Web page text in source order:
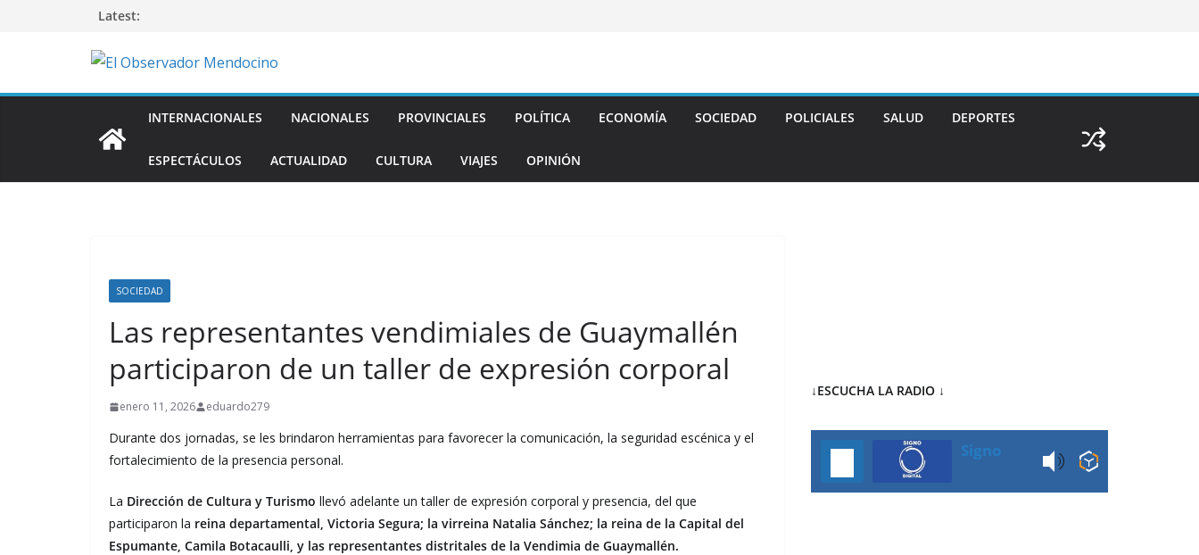
Latest:
INTERNACIONALES NACIONALES PROVINCIALES POLÍTICA ECONOMÍA SOCIEDAD POLICIALES SALUD DEPORTES
ESPECTÁCULOS ACTUALIDAD CULTURA VIAJES OPINIÓN
SOCIEDAD
Las representantes vendimiales de Guaymallén
participaron de un taller de expresión corporal
enero 11, 2026 eduardo279
Durante dos jornadas, se les brindaron herramientas para favorecer la comunicación, la seguridad escénica y el
fortalecimiento de la presencia personal.
La Dirección de Cultura y Turismo llevó adelante un taller de expresión corporal y presencia, del que
participaron la reina departamental, Victoria Segura; la virreina Natalia Sánchez; la reina de la Capital del
Espumante, Camila Botacaulli, y las representantes distritales de la Vendimia de Guaymallén.
↓ESCUCHA LA RADIO ↓
Signo